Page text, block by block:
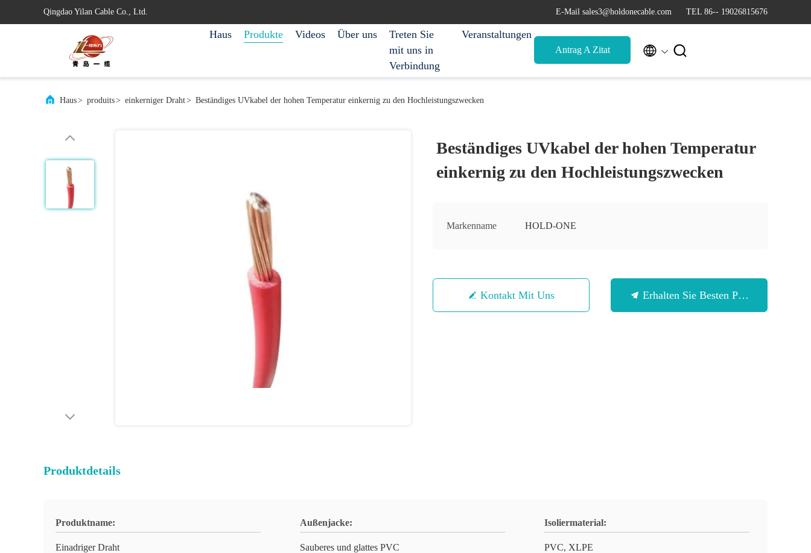
Qingdao Yilan Cable Co., Ltd. E-Mail sales3@holdonecable.com TEL 86-- 19026815676
Haus Produkte Videos Über uns
Treten Sie
mit uns in
Verbindung
Veranstaltungen
Antrag A Zitat  
Haus> produits> einkerniger Draht> Beständiges UVkabel der hohen Temperatur einkernig zu den Hochleistungszwecken
Beständiges UVkabel der hohen Temperatur
einkernig zu den Hochleistungszwecken
Markenname HOLD-ONE
Kontakt Mit Uns Erhalten Sie Besten Preis
Produktdetails
Produktname:
Einadriger Draht
Außenjacke:
Sauberes und glattes PVC
Isoliermaterial:
PVC, XLPE